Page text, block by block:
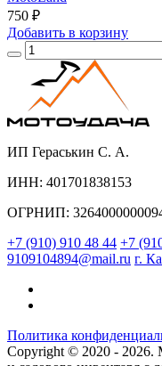
750 ₽
Добавить в корзину
ИП Гераськин С. А.
ИНН: 401701838153
ОГРНИП:
+7 (910) 910 48 44 +7
9109104894@mail.ru г.
Политика
Copyright © 2020 -